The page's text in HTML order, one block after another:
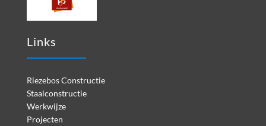
Links
Riezebos Constructie
Staalconstructie
Werkwijze
Projecten